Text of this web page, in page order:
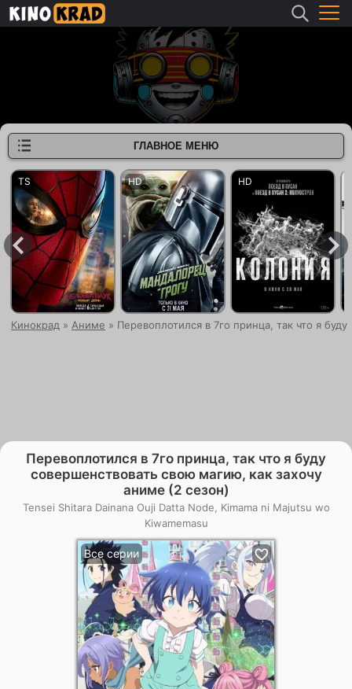
Кинокрад » Аниме » Перевоплотился в 7го принца, так что я
Перевоплотился в 7го принца, так что я буду
совершенствовать свою магию, как захочу
аниме (2 сезон)
Tensei Shitara Dainana Ouji Datta Node, Kimama ni Majutsu wo
Kiwamemasu
Все серии
ГЛАВНОЕ МЕНЮ